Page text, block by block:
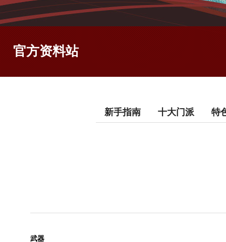
官方资料站
新手指南 十大门派 特
武器